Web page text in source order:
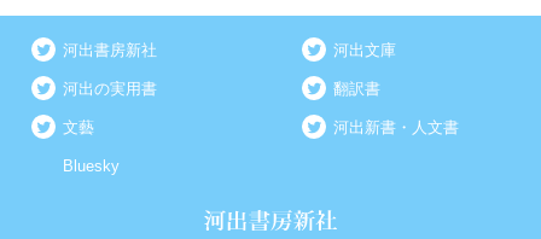
河出書房新社 河出文庫
河出の実用書 翻訳書
文藝 河出新書・人文書
Bluesky